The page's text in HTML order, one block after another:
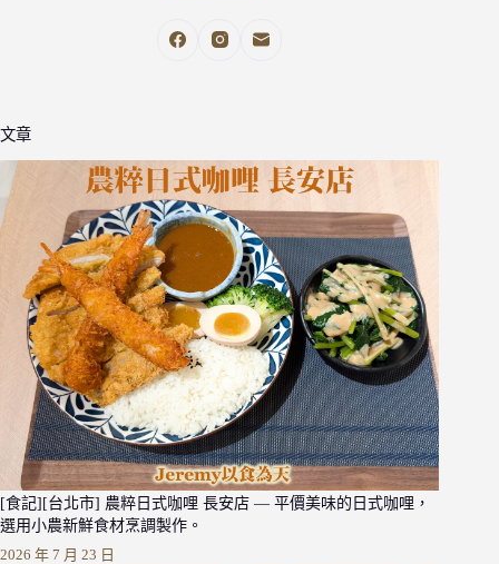
文章
[食記][台北市] 農粹日式咖哩 長安店 — 平價美味的日式咖哩，
選用小農新鮮食材烹調製作。
2026 年 7 月 23 日